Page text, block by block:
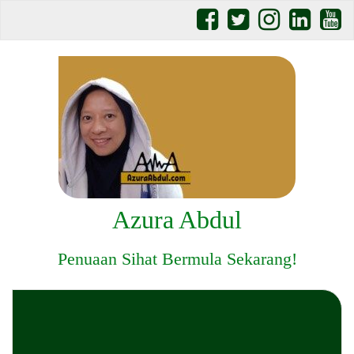
Azura Abdul
Penuaan Sihat Bermula Sekarang!